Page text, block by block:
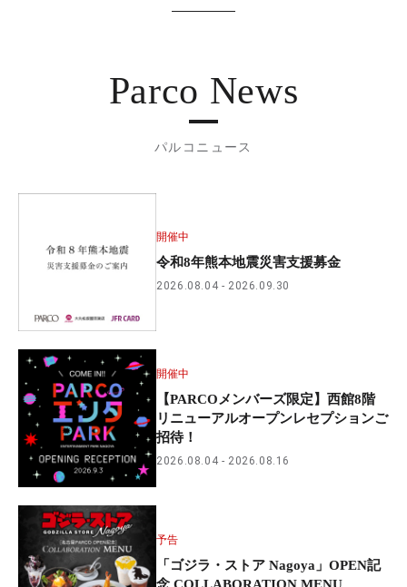
Parco News
パルコニュース
開催中
令和8年熊本地震災害支援募金
2026.08.04 2026.09.30
開催中
【PARCOメンバーズ限定】西館8階
リニューアルオープンレセプションご
招待！
2026.08.04 2026.08.16
予告
「ゴジラ・ストア Nagoya」OPEN記
念 COLLABORATION MENU